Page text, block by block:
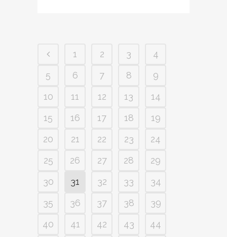
1 2 3
4
5
6 7 8
9
10
11 12 13
14
15
16 17 18
19
20
21 22 23
24
25
26 27 28
29
30
31 32 33
34
35
36 37 38
39
40
41 42 43
44